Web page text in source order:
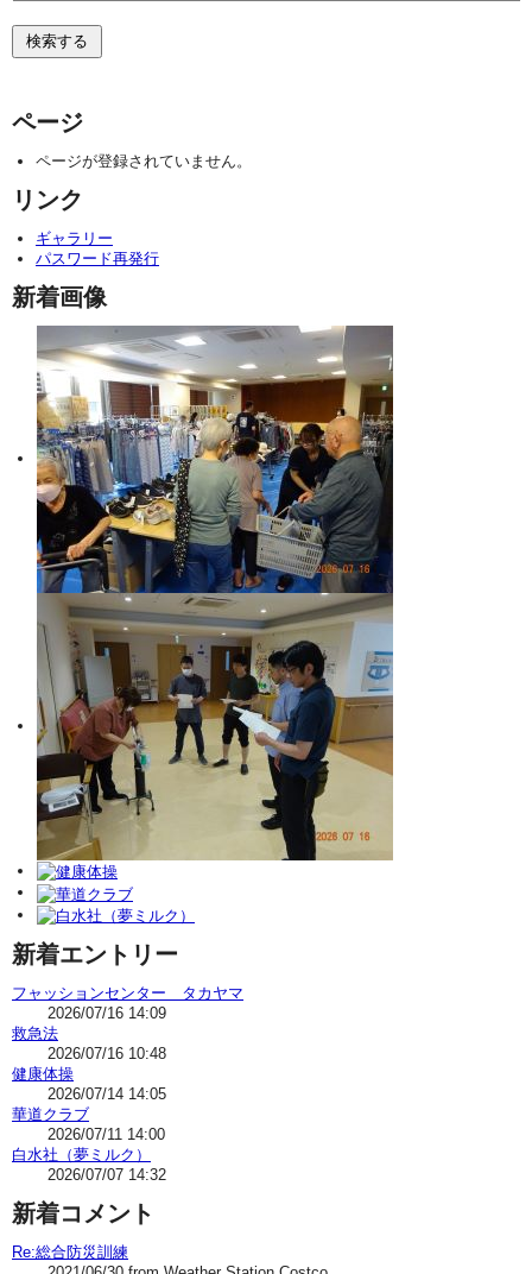
ページ
ページが登録されていません。
リンク
ギャラリー
パスワード再発行
新着画像
新着エントリー
フャッションセンター タカヤマ
2026/07/16 14:09
救急法
2026/07/16 10:48
健康体操
2026/07/14 14:05
華道クラブ
2026/07/11 14:00
白水社（夢ミルク）
2026/07/07 14:32
新着コメント
Re:総合防災訓練